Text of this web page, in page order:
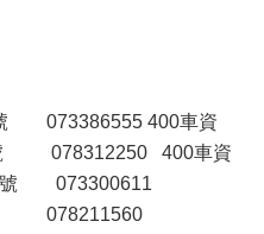
073386555 400車資
號 078312250 400車資
號 073300611
078211560